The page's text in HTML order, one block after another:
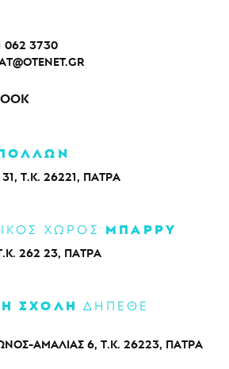
062 3730
Τ.Κ. 26221, ΠΑΤΡΑ
ΧΩΡΟΣ ΜΠΑΡΡΥ
262 23, ΠΑΤΡΑ
ΣΧΟΛΗ ΔΗΠΕΘΕ
ΑΜΑΛΙΑΣ 6, Τ.Κ. 26223, ΠΑΤΡΑ